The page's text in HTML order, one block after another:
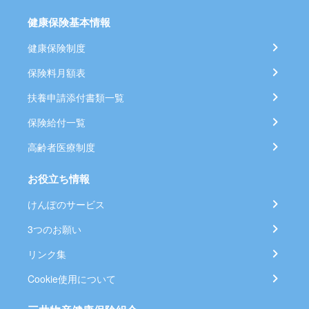
健康保険基本情報
健康保険制度
保険料月額表
扶養申請添付書類一覧
保険給付一覧
高齢者医療制度
お役立ち情報
けんぽのサービス
3つのお願い
リンク集
Cookie使用について